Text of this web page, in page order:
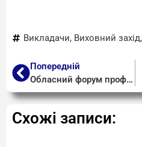
Викладачи, Виховний захід,
Попередній
Обласний форум професійної освіти «Освіта. Професія. Кар’єра»
Схожі записи: